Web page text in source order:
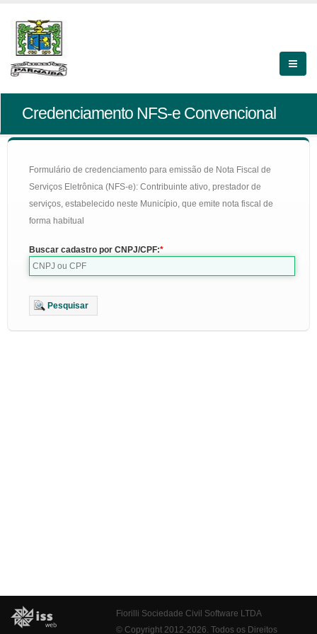
Credenciamento NFS-e Convencional
Formulário de credenciamento para emissão de Nota Fiscal de
Serviços Eletrônica (NFS-e): Contribuinte ativo, prestador de
serviços, estabelecido neste Município, que emite nota fiscal de
forma habitual
Buscar cadastro por CNPJ/CPF:
Pesquisar
Fiorilli Sociedade Civil Software LTDA
© Copyright 2012-2026. Todos os Direitos